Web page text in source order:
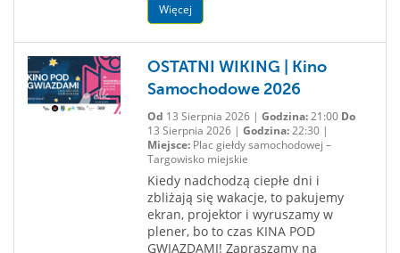
Więcej
OSTATNI WIKING | Kino
Samochodowe 2026
Od 13 Sierpnia 2026 | Godzina:21:00 Do
13 Sierpnia 2026 | Godzina:22:30 |
Miejsce:Plac giełdy samochodowej –
Targowisko miejskie
Kiedy nadchodzą ciepłe dni i
zbliżają się wakacje, to pakujemy
ekran, projektor i wyruszamy w
plener, bo to czas KINA POD
GWIAZDAMI! Zapraszamy na